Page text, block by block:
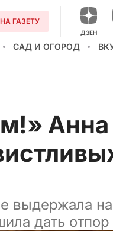
ГАЗЕТУ
ДЗЕН
САД И ОГОРОД
Анна
выдержала
дать отпор